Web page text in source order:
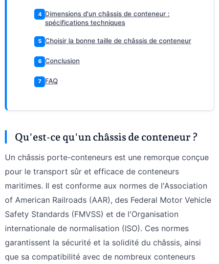
4
Dimensions d'un châssis de conteneur :
spécifications techniques
5 Choisir la bonne taille de châssis de conteneur
6 Conclusion
7 FAQ
Qu'est-ce qu'un châssis de conteneur ?
Un châssis porte-conteneurs est une remorque conçue
pour le transport sûr et efficace de conteneurs
maritimes. Il est conforme aux normes de l'Association
of American Railroads (AAR), des Federal Motor Vehicle
Safety Standards (FMVSS) et de l'Organisation
internationale de normalisation (ISO). Ces normes
garantissent la sécurité et la solidité du châssis, ainsi
que sa compatibilité avec de nombreux conteneurs